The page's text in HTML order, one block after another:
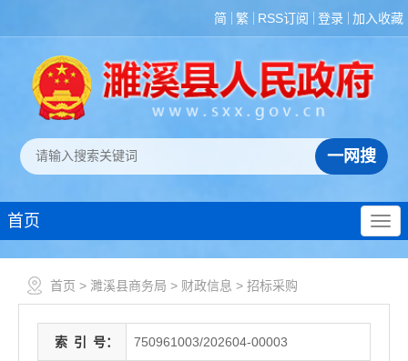
简 繁 RSS订阅 登录 加入收藏
首页
首页 > 濉溪县商务局 > 财政信息 > 招标采购
索 引 号： 750961003/202604-00003